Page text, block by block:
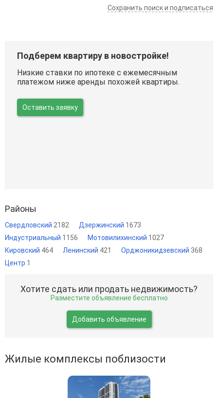
Сохранить поиск и подписаться
Подберем квартиру в новостройке!
Низкие ставки по ипотеке с ежемесячным
платежом ниже аренды похожей квартиры.
Оставить заявку
Районы
Свердловский 2182 Дзержинский 1673
Индустриальный 1156 Мотовилихинский 1027
Кировский 464 Ленинский 421 Орджоникидзевский 368
Центр 1
Хотите сдать или продать недвижимость?
Разместите объявление бесплатно
Добавить объявление
Жилые комплексы поблизости